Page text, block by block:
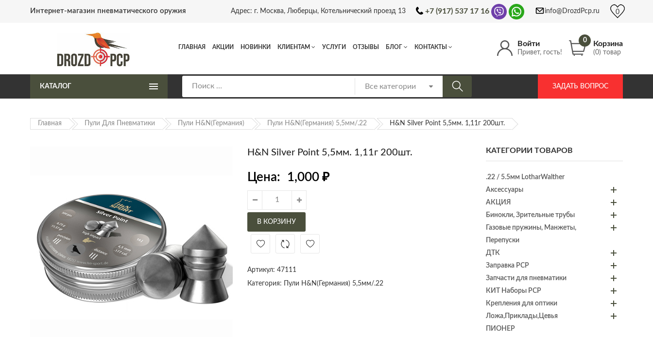
Интернет-магазин пневматического оружия Адрес: г. Москва, Люберцы, Котельнический проезд 13 +7 (917) 537 17 16 info@DrozdPcp.ru 0
Войти
Привет, гость!
0 Корзина
(0) товар
ГЛАВНАЯ АКЦИИ НОВИНКИ КЛИЕНТАМ УСЛУГИ ОТЗЫВЫ БЛОГ КОНТАКТЫ
КАТАЛОГ ЗАДАТЬ ВОПРОС
Главная Пули Для Пневматики Пули H&N(Германия) Пули H&N(Германия) 5,5мм/.22 H&N Silver Point 5,5мм. 1,11г 200шт.
H&N Silver Point 5,5мм. 1,11г 200шт.
Цена: 1,000 ₽
В КОРЗИНУ
Артикул: 47111
Категория:
Пули H&N(Германия) 5,5мм/.22
КАТЕГОРИИ ТОВАРОВ
.22 / 5.5мм LotharWalther
Аксессуары
АКЦИЯ
Бинокли, Зрительные трубы
Газовые пружины, Манжеты,
Перепуски
ДТК
Заправка PCP
Запчасти для пневматики
КИТ Наборы PCP
Крепления для оптики
Ложа,Приклады,Цевья
ПИОНЕР